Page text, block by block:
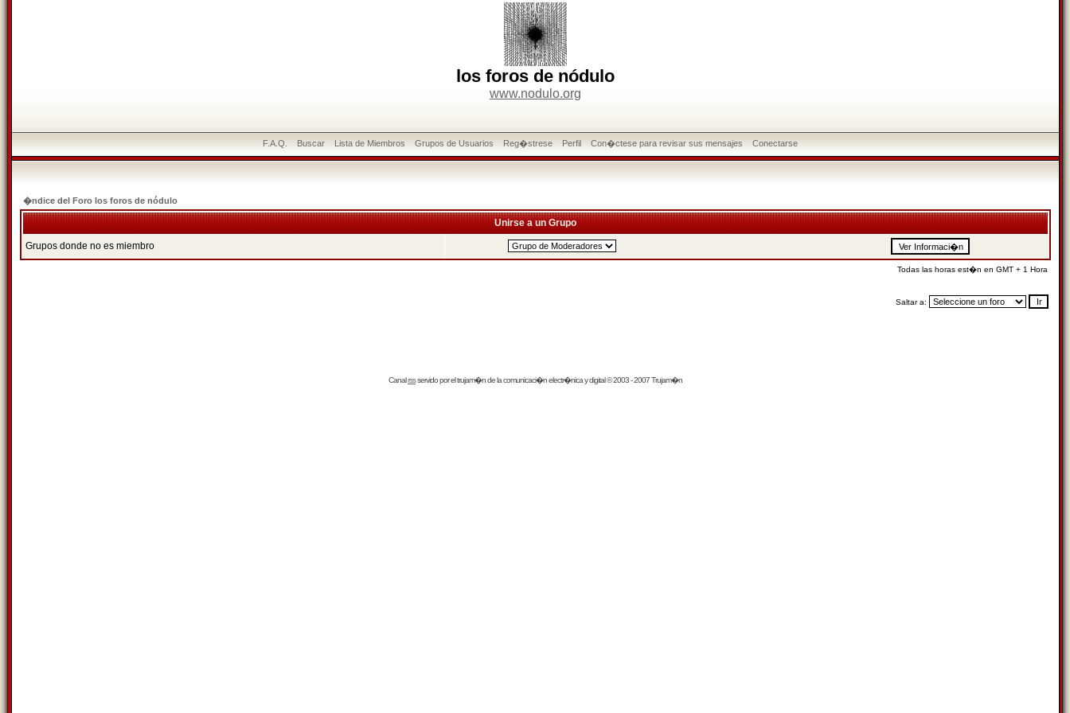
los foros de nódulo
www.nodulo.org
F.A.Q. Buscar Lista de Miembros Grupos de Usuarios Reg�strese Perfil Con�ctese para revisar sus mensajes Conectarse
�ndice del Foro los foros de nódulo
Unirse a un Grupo
Grupos donde no es miembro
Todas las horas est�n en GMT + 1 Hora
Saltar a:
Canalrssservido por eltrujam�nde la comunicaci�n electr�nica y digital © 2003 - 2007 Trujam�n